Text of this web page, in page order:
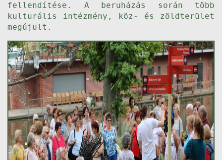
fellendítése. A beruházás során több
kulturális intézmény, köz- és zöldterület
megújult.